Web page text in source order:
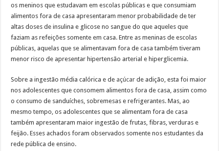
os meninos que estudavam em escolas públicas e que consumiam
alimentos fora de casa apresentaram menor probabilidade de ter
altas doses de insulina e glicose no sangue do que aqueles que
faziam as refeições somente em casa. Entre as meninas de escolas
públicas, aquelas que se alimentavam fora de casa também tiveram
menor risco de apresentar hipertensão arterial e hiperglicemia.
Sobre a ingestão média calórica e de açúcar de adição, esta foi maior
nos adolescentes que consomem alimentos fora de casa, assim como
o consumo de sanduíches, sobremesas e refrigerantes. Mas, ao
mesmo tempo, os adolescentes que se alimentam fora de casa
também apresentaram maior ingestão de frutas, fibras, verduras e
feijão. Esses achados foram observados somente nos estudantes da
rede pública de ensino.